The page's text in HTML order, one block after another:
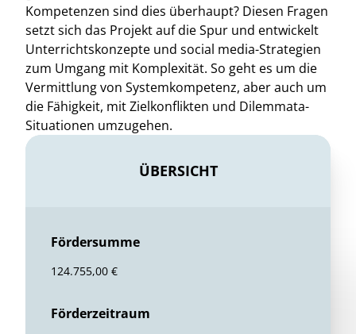
Kompetenzen sind dies überhaupt? Diesen Fragen
setzt sich das Projekt auf die Spur und entwickelt
Unterrichtskonzepte und social media-Strategien
zum Umgang mit Komplexität. So geht es um die
Vermittlung von Systemkompetenz, aber auch um
die Fähigkeit, mit Zielkonflikten und Dilemmata-
Situationen umzugehen.
ÜBERSICHT
Fördersumme
124.755,00 €
Förderzeitraum